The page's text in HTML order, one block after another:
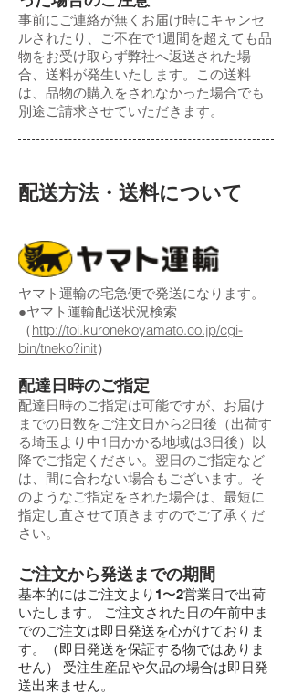
事前にご連絡が無くお届け時にキャンセ
ルされたり、ご不在で1週間を超えても品
物をお受け取らず弊社へ返送された場
合、送料が発生いたします。この送料
は、品物の購入をされなかった場合でも
別途ご請求させていただきます。
配送方法・送料について
ヤマト運輸の宅急便で発送になります。
●ヤマト運輸配送状況検索
（http://toi.kuronekoyamato.co.jp/cgi-
bin/tneko?init）
配達日時のご指定
配達日時のご指定は可能ですが、お届け
までの日数をご注文日から2日後（出荷す
る埼玉より中1日かかる地域は3日後）以
降でご指定ください。翌日のご指定など
は、間に合わない場合もございます。そ
のようなご指定をされた場合は、最短に
指定し直させて頂きますのでご了承くだ
さい。
ご注文から発送までの期間
基本的にはご注文より1〜2営業日で出荷
いたします。 ご注文された日の午前中ま
でのご注文は即日発送を心がけておりま
す。（即日発送を保証する物ではありま
せん） 受注生産品や欠品の場合は即日発
送出来ません。